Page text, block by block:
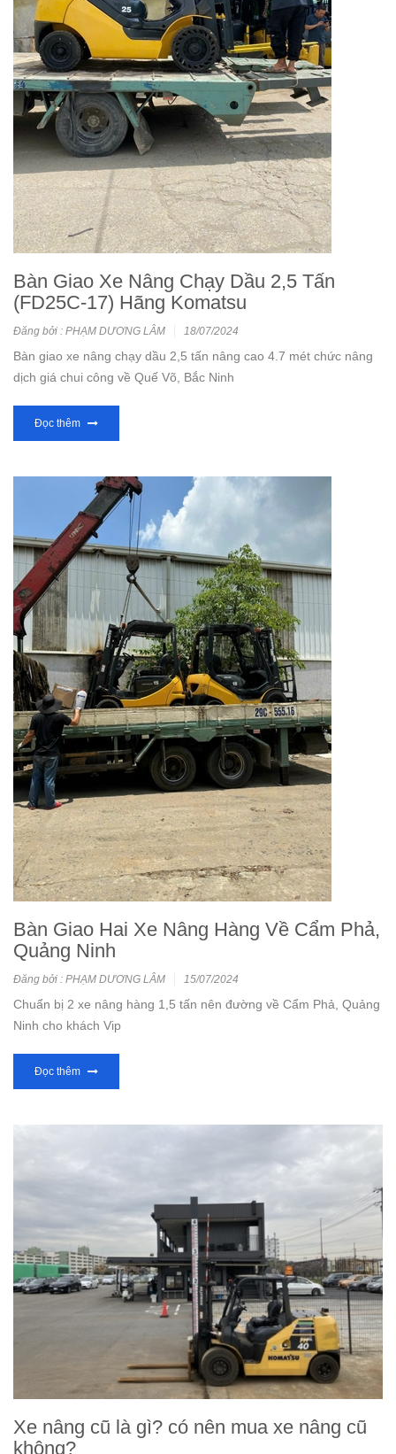
Bàn Giao Xe Nâng Chạy Dầu 2,5 Tấn
(FD25C-17) Hãng Komatsu
Đăng bởi : PHẠM DƯƠNG LÂM 18/07/2024
Bàn giao xe nâng chạy dầu 2,5 tấn nâng cao 4.7 mét chức nâng
dịch giá chui công về Quế Võ, Bắc Ninh
Đọc thêm
Bàn Giao Hai Xe Nâng Hàng Về Cẩm Phả,
Quảng Ninh
Đăng bởi : PHẠM DƯƠNG LÂM 15/07/2024
Chuẩn bị 2 xe nâng hàng 1,5 tấn nên đường về Cẩm Phả, Quảng
Ninh cho khách Vip
Đọc thêm
Xe nâng cũ là gì? có nên mua xe nâng cũ
không?